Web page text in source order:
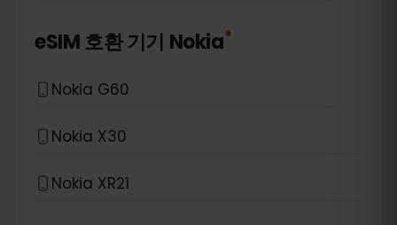
eSIM 호환 기기 Nokia*
Nokia G60
Nokia X30
Nokia XR21